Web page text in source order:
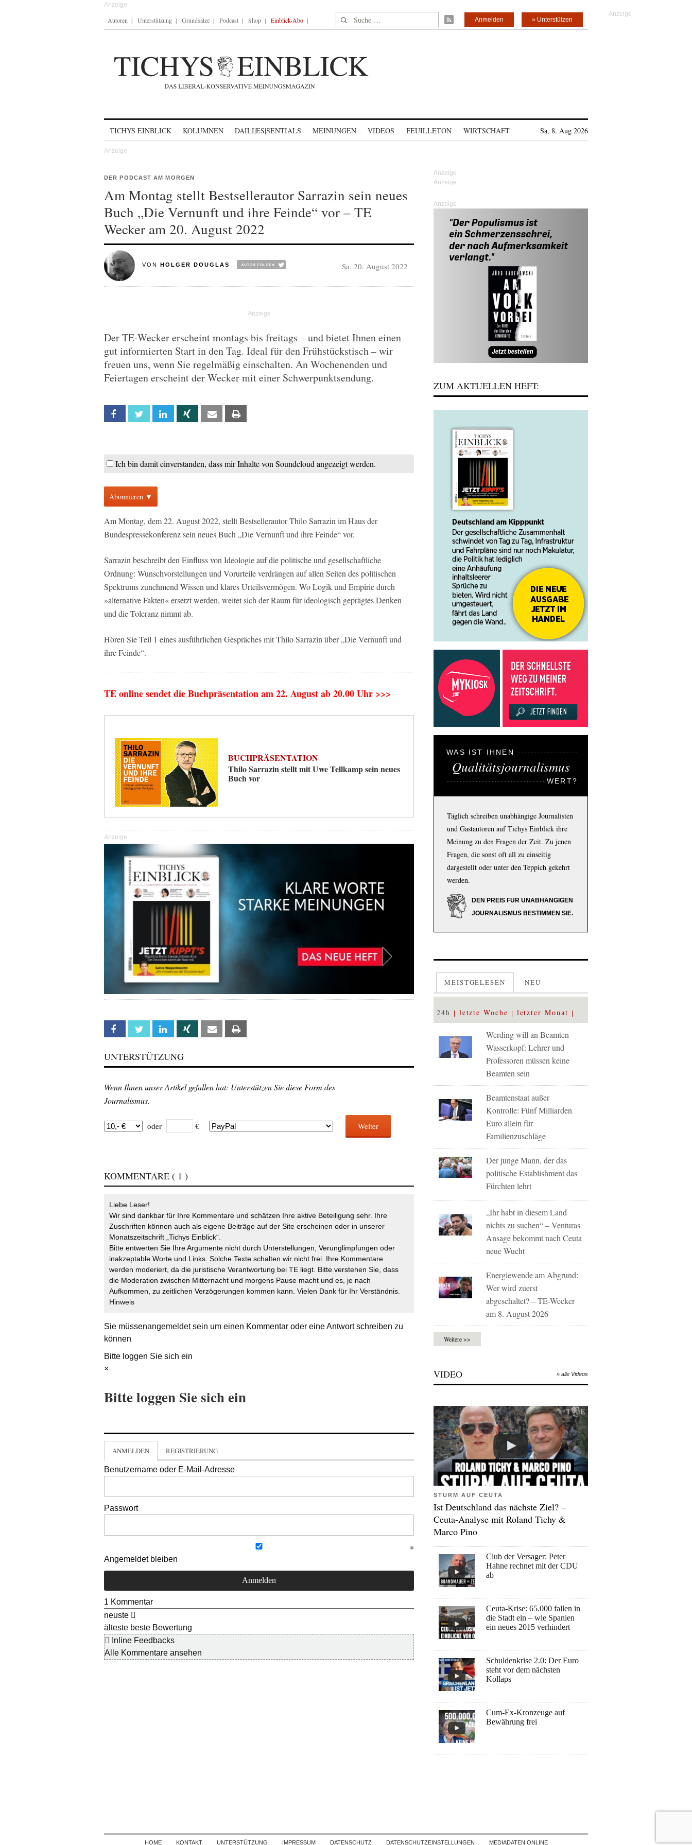
Autoren Unterstützung Grundsätze Podcast Shop Einblick-Abo Suche nach: » Unterstützen
Anmelden
TICHYS EINBLICK KOLUMNEN DAILI|ES|SENTIALS MEINUNGEN VIDEOS FEUILLETON WIRTSCHAFT Sa, 8. Aug 2026
DER PODCAST AM MORGEN
Am Montag stellt Bestsellerautor Sarrazin sein neues
Buch „Die Vernunft und ihre Feinde“ vor – TE
Wecker am 20. August 2022
VON HOLGER DOUGLAS Sa, 20. August 2022
Der TE-Wecker erscheint montags bis freitags – und bietet Ihnen einen
gut informierten Start in den Tag. Ideal für den Frühstückstisch – wir
freuen uns, wenn Sie regelmäßig einschalten. An Wochenenden und
Feiertagen erscheint der Wecker mit einer Schwerpunktsendung.
Facebook Twitter Linkedin Xing Email
Ich bin damit einverstanden, dass mir Inhalte von Soundcloud angezeigt werden.
Abonnieren ▼
Am Montag, dem 22. August 2022, stellt Bestsellerautor Thilo Sarrazin im Haus der
Bundespressekonferenz sein neues Buch „Die Vernunft und ihre Feinde“ vor.
Sarrazin beschreibt den Einfluss von Ideologie auf die politische und gesellschaftliche
Ordnung: Wunschvorstellungen und Vorurteile verdrängen auf allen Seiten des politischen
Spektrums zunehmend Wissen und klares Urteilsvermögen. Wo Logik und Empirie durch
»alternative Fakten« ersetzt werden, weitet sich der Raum für ideologisch geprägtes Denken
und die Toleranz nimmt ab.
Hören Sie Teil 1 eines ausführlichen Gespräches mit Thilo Sarrazin über „Die Vernunft und
ihre Feinde“.
TE online sendet die Buchpräsentation am 22. August ab 20.00 Uhr >>>
BUCHPRÄSENTATION
Thilo Sarrazin stellt mit Uwe Tellkamp sein neues
Buch vor
Anzeige
Facebook Twitter Linkedin Xing Email
UNTERSTÜTZUNG
Wenn Ihnen unser Artikel gefallen hat: Unterstützen Sie diese Form des
Journalismus.
oder € Weiter
KOMMENTARE ( 1 )
Liebe Leser!
Wir sind dankbar für Ihre Kommentare und schätzen Ihre aktive Beteiligung sehr. Ihre
Zuschriften können auch als eigene Beiträge auf der Site erscheinen oder in unserer
Monatszeitschrift „Tichys Einblick“.
Bitte entwerten Sie Ihre Argumente nicht durch Unterstellungen, Verunglimpfungen oder
inakzeptable Worte und Links. Solche Texte schalten wir nicht frei. Ihre Kommentare
werden moderiert, da die juristische Verantwortung bei TE liegt. Bitte verstehen Sie, dass
die Moderation zwischen Mitternacht und morgens Pause macht und es, je nach
Aufkommen, zu zeitlichen Verzögerungen kommen kann. Vielen Dank für Ihr Verständnis.
Hinweis
Sie müssenangemeldetsein um einen Kommentar oder eine Antwort schreiben zu
können
Bitte loggen Sie sich ein
×
Bitte loggen Sie sich ein
ANMELDEN REGISTRIERUNG
Benutzername oder E-Mail-Adresse
Passwort
Angemeldet bleiben
1 Kommentar
neuste
älteste beste Bewertung
Inline Feedbacks
Alle Kommentare ansehen
Anzeige
ZUM AKTUELLEN HEFT:
WAS IST IHNEN
Qualitätsjournalismus
WERT?
Täglich schreiben unabhängige Journalisten
und Gastautoren auf Tichys Einblick ihre
Meinung zu den Fragen der Zeit. Zu jenen
Fragen, die sonst oft all zu einseitig
dargestellt oder unter den Teppich gekehrt
werden.
DEN PREIS FÜR UNABHÄNGIGEN
JOURNALISMUS BESTIMMEN SIE.
MEISTGELESEN NEU
24h letzte Woche letzter Monat
Werding will an Beamten-
Wasserkopf: Lehrer und
Professoren müssen keine
Beamten sein
Beamtenstaat außer
Kontrolle: Fünf Milliarden
Euro allein für
Familienzuschläge
Der junge Mann, der das
politische Establishment das
Fürchten lehrt
„Ihr habt in diesem Land
nichts zu suchen“ – Venturas
Ansage bekommt nach Ceuta
neue Wucht
Energiewende am Abgrund:
Wer wird zuerst
abgeschaltet? – TE-Wecker
am 8. August 2026
Weitere >>
VIDEO » alle Videos
STURM AUF CEUTA
Ist Deutschland das nächste Ziel? –
Ceuta-Analyse mit Roland Tichy &
Marco Pino
Club der Versager: Peter
Hahne rechnet mit der CDU
ab
Ceuta-Krise: 65.000 fallen in
die Stadt ein – wie Spanien
ein neues 2015 verhindert
Schuldenkrise 2.0: Der Euro
steht vor dem nächsten
Kollaps
Cum-Ex-Kronzeuge auf
Bewährung frei
Skip to content
HOME KONTAKT UNTERSTÜTZUNG IMPRESSUM DATENSCHUTZ DATENSCHUTZEINSTELLUNGEN MEDIADATEN ONLINE